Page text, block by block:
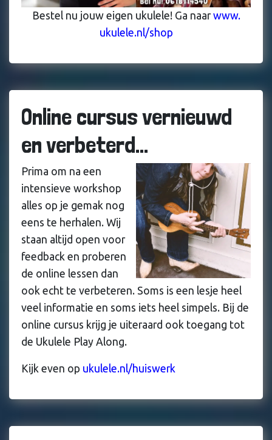
Bestel nu jouw eigen ukulele! Ga naarwww.
ukulele.nl/shop
Online cursus vernieuwd
en verbeterd...
Prima om na een
intensieve workshop
alles op je gemak nog
eens te herhalen. Wij
staan altijd open voor
feedback en proberen
de online lessen dan
ook echt te verbeteren. Soms is een lesje heel
veel informatie en soms iets heel simpels. Bij de
online cursus krijg je uiteraard ook toegang tot
de Ukulele Play Along.
Kijk even op ukulele.nl/huiswerk